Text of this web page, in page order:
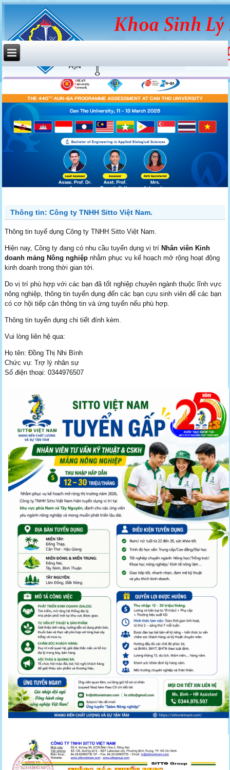
Thông tin: Công ty TNHH Sitto Việt Nam.
Thông tin tuyể dụng Công ty TNHH Sitto Việt Nam.
Hiện nay, Công ty đang có nhu cầu tuyển dụng vị trí Nhân viên Kinh
doanh mảng Nông nghiệp nhằm phục vụ kế hoạch mở rộng hoạt động
kinh doanh trong thời gian tới.
Do vị trí phù hợp với các bạn đã tốt nghiệp chuyên ngành thuộc lĩnh vực
nông nghiệp, thông tin tuyển dụng đến các bạn cựu sinh viên để các bạn
có cơ hội tiếp cận thông tin và ứng tuyển nếu phù hợp.
Thông tin tuyển dụng chi tiết đính kèm.
Vui lòng liên hệ qua:
Họ tên: Đồng Thị Nhi Bình
Chức vụ: Trợ lý nhân sự
Số điện thoại: 0344976507